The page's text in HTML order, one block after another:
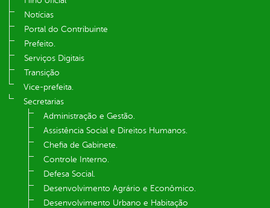
Notícias
Portal do Contribuinte
Prefeito.
Serviços Digitais
Transição
Vice-prefeita.
Secretarias
Administração e Gestão.
Assistência Social e Direitos Humanos.
Chefia de Gabinete.
Controle Interno.
Defesa Social.
Desenvolvimento Agrário e Econômico.
Desenvolvimento Urbano e Habitação